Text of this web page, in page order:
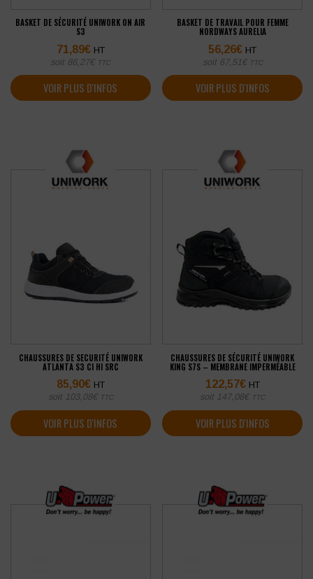
BASKET DE SÉCURITÉ UNIWORK ON AIR
S3
71,89€ HT
soit 86,27€ TTC
VOIR PLUS D'INFOS
BASKET DE TRAVAIL POUR FEMME
NORDWAYS AURELIA
56,26€ HT
soit 67,51 € TTC
VOIR PLUS D'INFOS
CHAUSSURES DE SECURITÉ UNIWORK
ATLANTA S3 CI HI SRC
85,90€ HT
soit 103,08€ TTC
VOIR PLUS D'INFOS
CHAUSSURES DE SÉCURITÉ UNIWORK
KING S7S – MEMBRANE IMPERMÉABLE
122,57€ HT
soit 147,08€ TTC
VOIR PLUS D'INFOS